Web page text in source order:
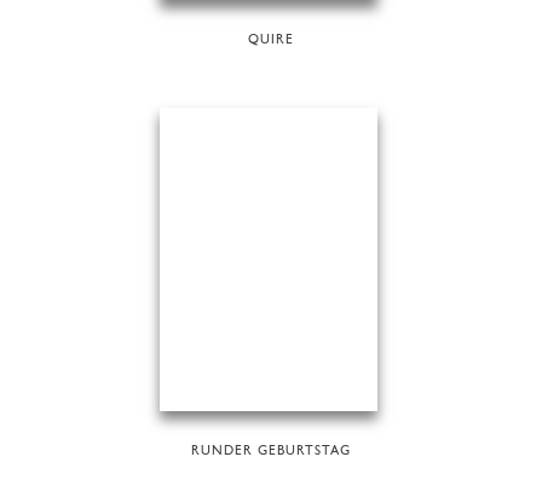
QUIRE
RUNDER GEBURTSTAG